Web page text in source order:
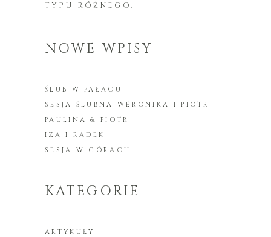
TYPU RÓŻNEGO.
NOWE WPISY
ŚLUB W PAŁACU
SESJA ŚLUBNA WERONIKA I PIOTR
PAULINA & PIOTR
IZA I RADEK
SESJA W GÓRACH
KATEGORIE
ARTYKUŁY